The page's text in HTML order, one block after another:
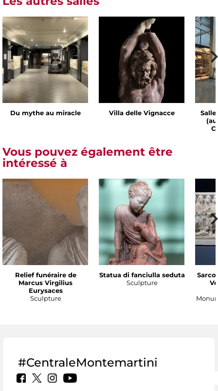
Du mythe au miracle Villa delle Vignacce
Salle
Vous pouvez également être
intéressé à
Relief funéraire de
Marcus Virgilius
Eurysaces
Sculpture
Statua di fanciulla seduta
Sculpture
#CentraleMontemartini